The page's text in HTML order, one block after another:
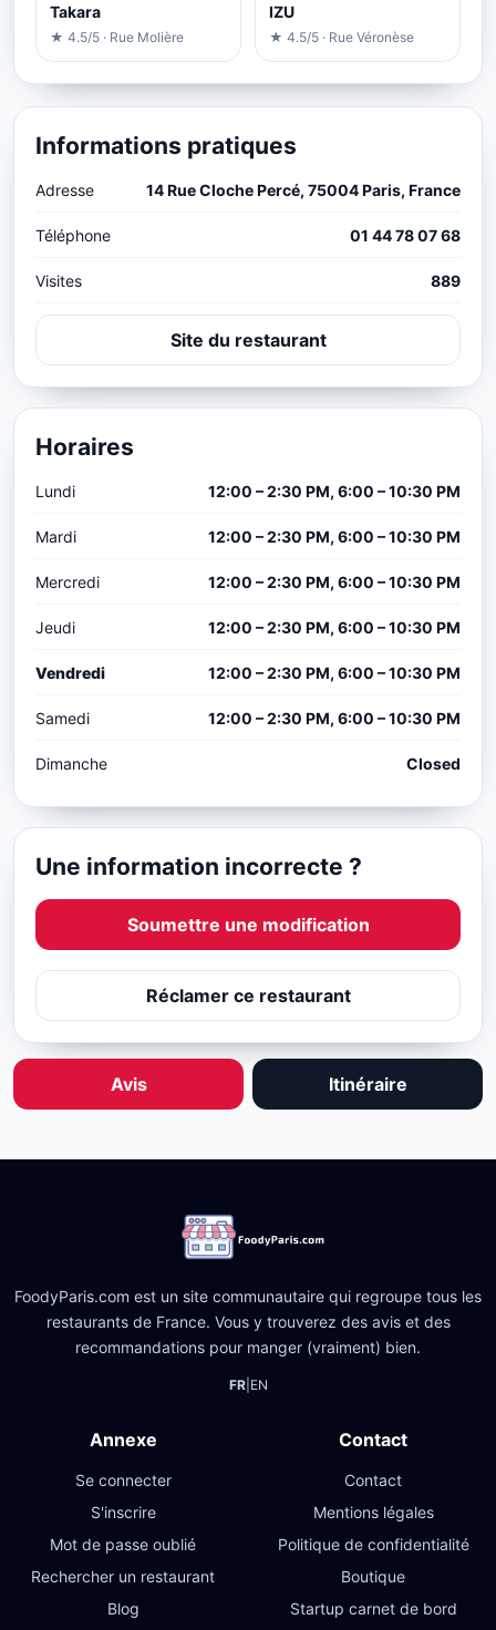
Takara
★ 4.5/5 · Rue Molière
IZU
★ 4.5/5 · Rue Véronèse
Informations pratiques
Adresse 14 Rue Cloche Percé, 75004 Paris, France
Téléphone 01 44 78 07 68
Visites 889
Site du restaurant
Horaires
Lundi 12:00 – 2:30 PM, 6:00 – 10:30 PM
Mardi 12:00 – 2:30 PM, 6:00 – 10:30 PM
Mercredi 12:00 – 2:30 PM, 6:00 – 10:30 PM
Jeudi 12:00 – 2:30 PM, 6:00 – 10:30 PM
Vendredi 12:00 – 2:30 PM, 6:00 – 10:30 PM
Samedi 12:00 – 2:30 PM, 6:00 – 10:30 PM
Dimanche Closed
Une information incorrecte ?
Soumettre une modification
Réclamer ce restaurant
Avis Itinéraire
FoodyParis.com est un site communautaire qui regroupe tous les
restaurants de France. Vous y trouverez des avis et des
recommandations pour manger (vraiment) bien.
FR| EN
Annexe
Se connecter
S'inscrire
Mot de passe oublié
Rechercher un restaurant
Blog
Contact
Contact
Mentions légales
Politique de confidentialité
Boutique
Startup carnet de bord